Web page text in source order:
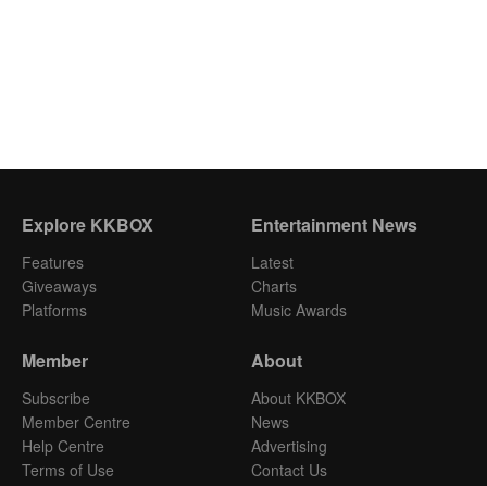
Explore KKBOX
Features
Giveaways
Platforms
Entertainment News
Latest
Charts
Music Awards
Member
Subscribe
Member Centre
Help Centre
Terms of Use
About
About KKBOX
News
Advertising
Contact Us